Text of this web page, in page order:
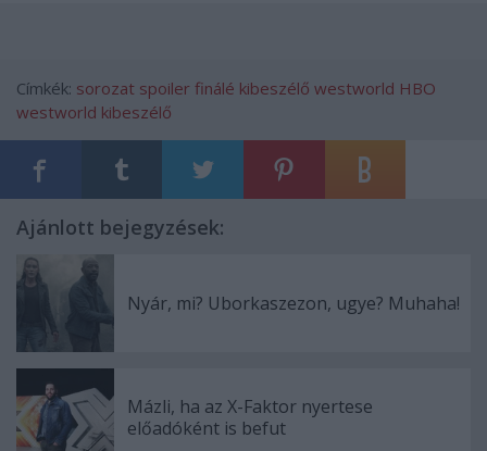
Címkék: sorozat spoiler finálé kibeszélő westworld HBO
westworld kibeszélő
Ajánlott bejegyzések:
Nyár, mi? Uborkaszezon, ugye? Muhaha!
Mázli, ha az X-Faktor nyertese
előadóként is befut